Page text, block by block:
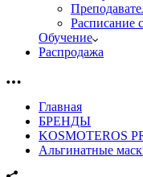
Расписание
Обучение
Распродажа
Главная
БРЕНДЫ
KOSMOTEROS
Альгинатные